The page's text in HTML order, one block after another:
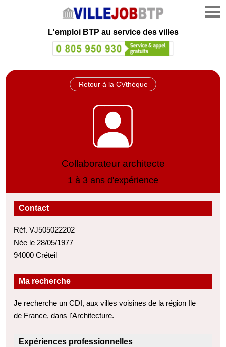
L'emploi BTP au service des villes
Retour à la CVthèque
Collaborateur architecte
1 à 3 ans d'expérience
Contact
Réf. VJ505022202
Née le 28/05/1977
94000 Créteil
Ma recherche
Je recherche un CDI, aux villes voisines de la région Ile
de France, dans l'Architecture.
Expériences professionnelles